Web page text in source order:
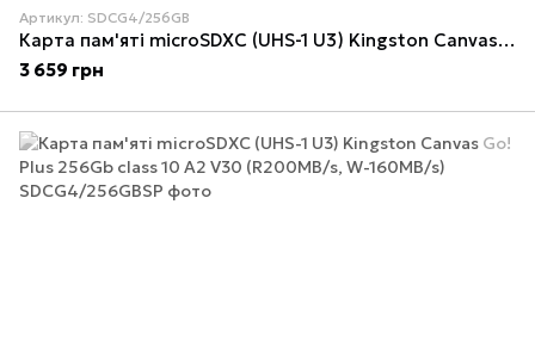
Артикул: SDCG4/256GB
Карта пам'яті microSDXC (UHS-1 U3) Kingston Canvas Go! Plus 256Gb class 10 A2 V30 (R200MB/s, W-160MB/s) (adapter SD)
3 659 грн